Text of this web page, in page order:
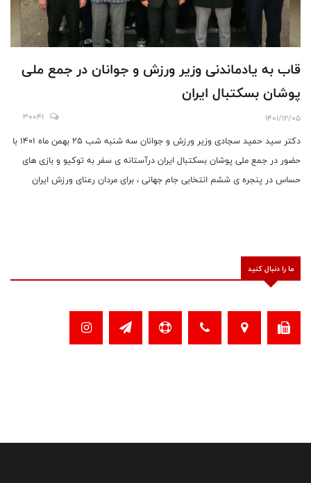
قاب به یادماندنی وزیر ورزش و جوانان در جمع ملی
پوشان بسکتبال ایران
1401/12/05
30041
دکتر سید حمید سجادی وزیر ورزش و جوانان سه شنبه شب ۲۵ بهمن ماه ۱۴۰۱ با
حضور در جمع ملی پوشان بسکتبال ایران درآستانه ی سفر به توکیو و ‌بازی های
حساس در پنجره ی ششم انتخابی جام جهانی ، برای مردان رعنای ورزش ایران
ما را دنبال کنید